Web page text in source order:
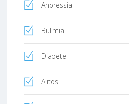
Anoressia
Bulimia
Diabete
Alitosi